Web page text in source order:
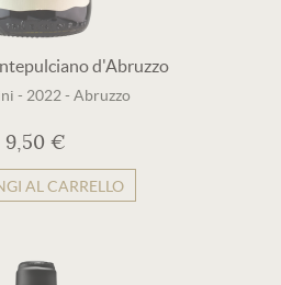
d'Abruzzo
- 2022 - Abruzzo
9,50 €
AL CARRELLO